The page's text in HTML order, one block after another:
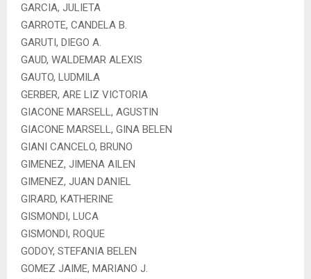
GARCIA, JULIETA
GARROTE, CANDELA B.
GARUTI, DIEGO A.
GAUD, WALDEMAR ALEXIS
GAUTO, LUDMILA
GERBER, ARE LIZ VICTORIA
GIACONE MARSELL, AGUSTIN
GIACONE MARSELL, GINA BELEN
GIANI CANCELO, BRUNO
GIMENEZ, JIMENA AILEN
GIMENEZ, JUAN DANIEL
GIRARD, KATHERINE
GISMONDI, LUCA
GISMONDI, ROQUE
GODOY, STEFANIA BELEN
GOMEZ JAIME, MARIANO J.